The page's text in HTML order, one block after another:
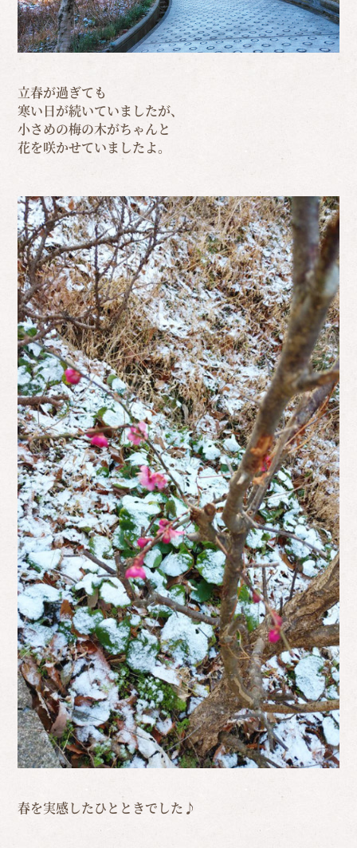
立春が過ぎても
寒い日が続いていましたが、
小さめの梅の木がちゃんと
花を咲かせていましたよ。
春を実感したひとときでした♪